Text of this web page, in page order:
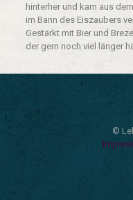
hinterher und kam aus
im Bann des Eiszaubers
Gestärkt mit Bier und
der gern noch viel länger
©